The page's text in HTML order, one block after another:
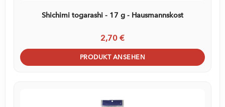
Shichimi togarashi - 17 g - Hausmannskost
2,70 €
PRODUKT ANSEHEN